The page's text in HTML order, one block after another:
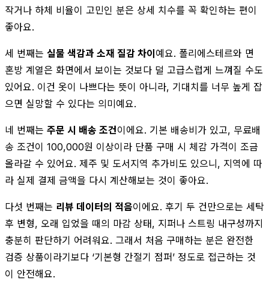
작거나 하체 비율이 고민인 분은 상세 치수를 꼭 확인하는 편이
좋아요.
세 번째는 실물 색감과 소재 질감 차이예요. 폴리에스테르와 면
혼방 계열은 화면에서 보이는 것보다 덜 고급스럽게 느껴질 수도
있어요. 이건 옷이 나쁘다는 뜻이 아니라, 기대치를 너무 높게 잡
으면 실망할 수 있다는 의미예요.
네 번째는 주문 시 배송 조건이에요. 기본 배송비가 있고, 무료배
송 조건이 100,000원 이상이라 단품 구매 시 체감 가격이 조금
올라갈 수 있어요. 제주 및 도서지역 추가비도 있으니, 지역에 따
라 실제 결제 금액을 다시 계산해보는 것이 좋아요.
다섯 번째는 리뷰 데이터의 적음이에요. 후기 두 건만으로는 세탁
후 변형, 오래 입었을 때의 마감 상태, 지퍼나 스트링 내구성까지
충분히 판단하기 어려워요. 그래서 처음 구매하는 분은 완전한
검증 상품이라기보다 ‘기본형 간절기 점퍼’ 정도로 접근하는 것
이 안전해요.